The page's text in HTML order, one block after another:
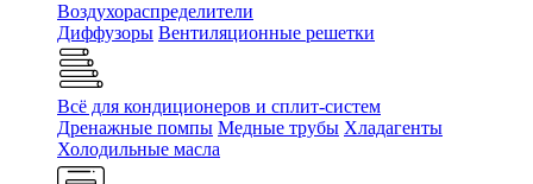
Воздухораспределители
Диффузоры Вентиляционные решетки
Всё для кондиционеров и сплит-систем
Дренажные помпы Медные трубы Хладагенты
Холодильные масла